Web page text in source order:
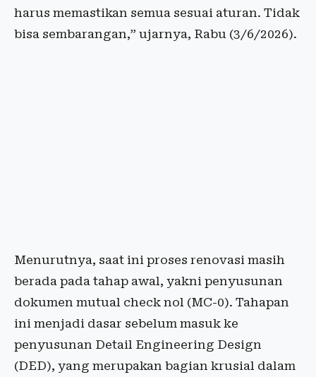
harus memastikan semua sesuai aturan. Tidak
bisa sembarangan,” ujarnya, Rabu (3/6/2026).
Menurutnya, saat ini proses renovasi masih
berada pada tahap awal, yakni penyusunan
dokumen mutual check nol (MC-0). Tahapan
ini menjadi dasar sebelum masuk ke
penyusunan Detail Engineering Design
(DED), yang merupakan bagian krusial dalam